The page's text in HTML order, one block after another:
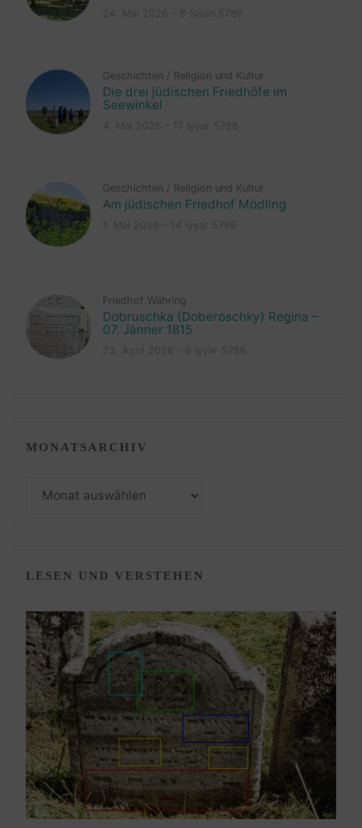
Geschichten / Religion und Kultur
Die drei jüdischen Friedhöfe im
Seewinkel
Geschichten / Religion und Kultur
Am jüdischen Friedhof Mödling
Friedhof Währing
Dobruschka (Doberoschky) Regina –
07. Jänner 1815
MONATSARCHIV
LESEN UND VERSTEHEN